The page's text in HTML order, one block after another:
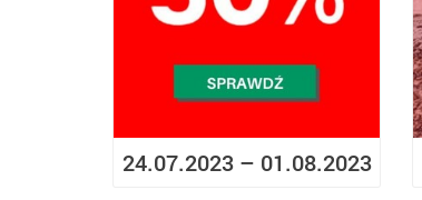
24.07.2023 – 01.08.2023